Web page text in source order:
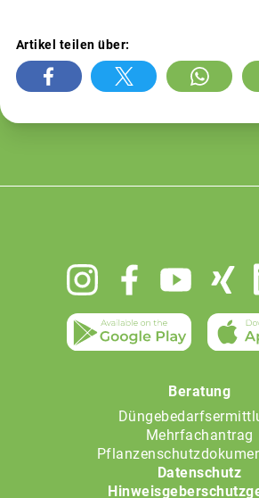
Artikel teilen über:
Beratung
Mehrfachantrag
Datenschutz